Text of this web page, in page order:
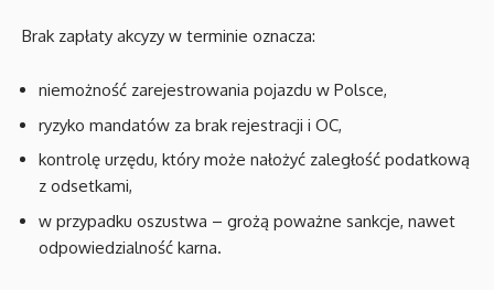
Brak zapłaty akcyzy w terminie oznacza:
niemożność zarejestrowania pojazdu w Polsce,
ryzyko mandatów za brak rejestracji i OC,
kontrolę urzędu, który może nałożyć zaległość podatkową
z odsetkami,
w przypadku oszustwa – grożą poważne sankcje, nawet
odpowiedzialność karna.